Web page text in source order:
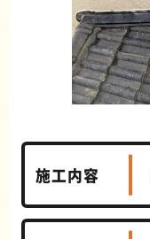
施工内容